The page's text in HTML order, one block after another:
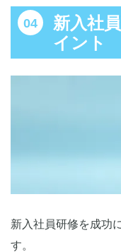
新入社
イント
新入社員研修を成功
す。